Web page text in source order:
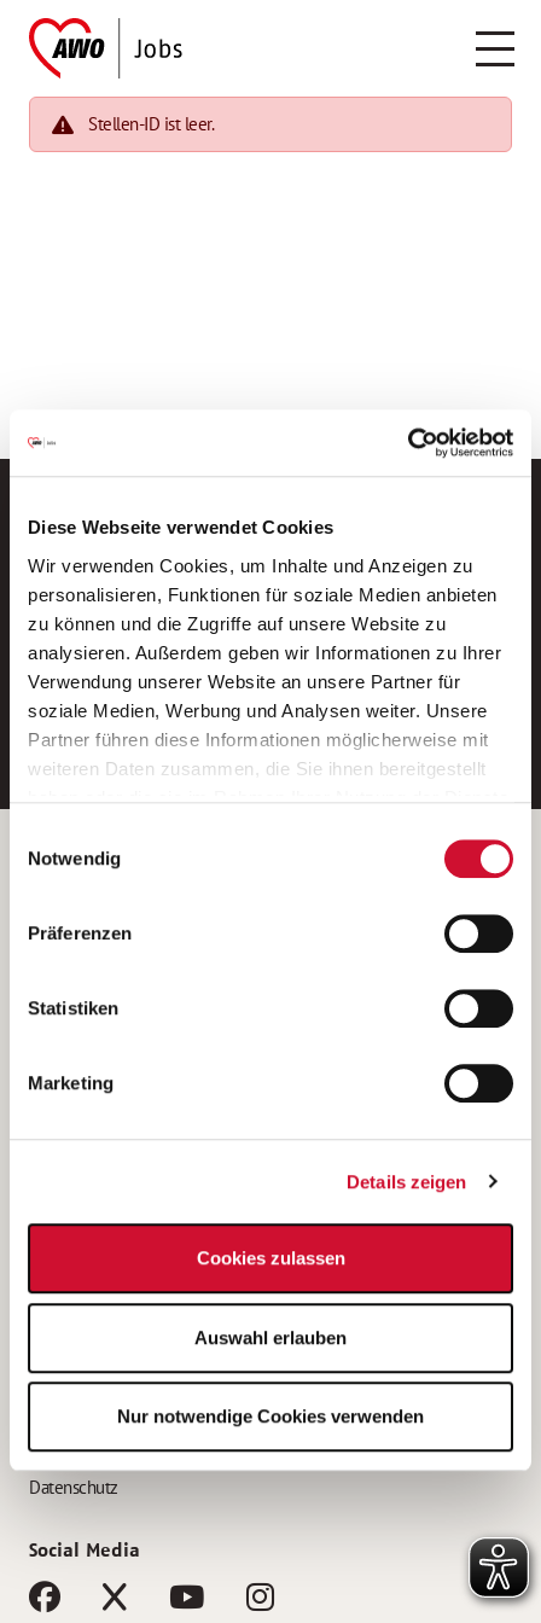
Diese Webseite verwendet Cookies
Wir verwenden Cookies, um Inhalte und Anzeigen zu
personalisieren, Funktionen für soziale Medien anbieten
zu können und die Zugriffe auf unsere Website zu
analysieren. Außerdem geben wir Informationen zu Ihrer
Verwendung unserer Website an unsere Partner für
soziale Medien, Werbung und Analysen weiter. Unsere
Partner führen diese Informationen möglicherweise mit
weiteren Daten zusammen, die Sie ihnen bereitgestellt
Wenn Sie auf „Cookies zulassen“ klicken, so stimmen
Sie der Speicherung sämtlicher Cookies zu. Sie können
Ihre Einwilligung selbstverständlich jederzeit widerrufen,
indem Sie die Cookie-Einstellungen aufrufen und diese
unsererDatenschutzerklärung
Notwendig
Präferenzen
Statistiken
Marketing
Details zeigen
Cookies zulassen
Auswahl erlauben
Nur notwendige Cookies verwenden
Stellen-ID ist leer.
Neue Stellen per E-Mail.
Ein kostenloser Service von AWO
Jobs.
E-Mail-Adresse eintragen
Betreiber der Webseite
Kantstraße 45a
(Ein Tochterunternehmen des AWO Bezirksverbandes Unterfranken
e.V.)
Bewerbung als Altenpflegehelfer*in
Bewerbung als Erzieher*in
AWO Gliederungen nach Bundesland
Impressum
Datenschutz
Social Media